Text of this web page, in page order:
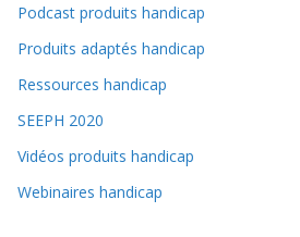
Podcast produits handicap
Produits adaptés handicap
Ressources handicap
SEEPH 2020
Vidéos produits handicap
Webinaires handicap